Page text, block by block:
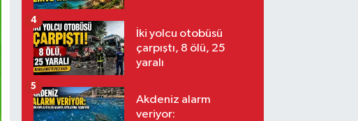
İki yolcu otobüsü
çarpıştı, 8 ölü, 25
yaralı
4
Akdeniz alarm
veriyor:
5